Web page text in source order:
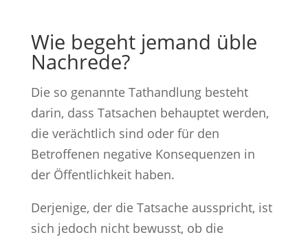
Wie begeht jemand üble
Nachrede?
Die so genannte Tathandlung besteht
darin, dass Tatsachen behauptet werden,
die verächtlich sind oder für den
Betroffenen negative Konsequenzen in
der Öffentlichkeit haben.
Derjenige, der die Tatsache ausspricht, ist
sich jedoch nicht bewusst, ob die